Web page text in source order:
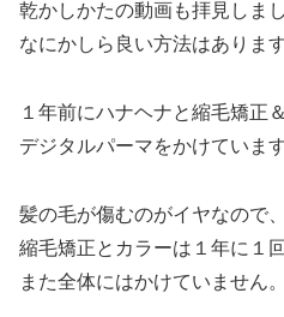
乾かしかたの動画も拝見しまし
なにかしら良い方法はありま
１年前にハナヘナと縮毛矯正
デジタルパーマをかけています
髪の毛が傷むのがイヤなので、
縮毛矯正とカラーは１年に１
また全体にはかけていません。